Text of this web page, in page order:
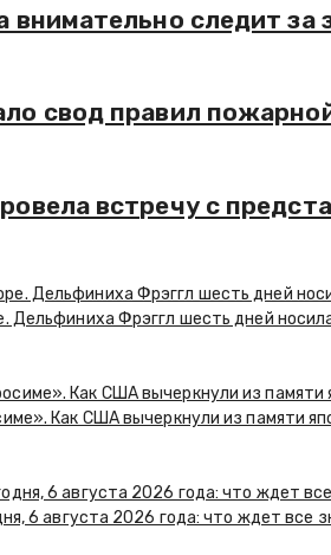
внимательно следит
свод правил
встречу с
Дельфиниха Фрэггл шесть дней
Как США вычеркнули из памяти
6 августа 2026 года: что ждет все